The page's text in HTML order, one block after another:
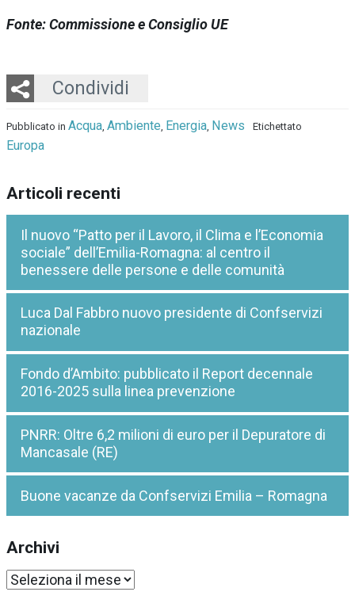
Fonte: Commissione e Consiglio UE
Condividi
Twitter
LinkedIn
Email
Whatsapp
Pubblicato in Acqua, Ambiente, Energia, News Etichettato
Europa
Articoli recenti
Il nuovo “Patto per il Lavoro, il Clima e l’Economia
sociale” dell’Emilia-Romagna: al centro il
benessere delle persone e delle comunità
Luca Dal Fabbro nuovo presidente di Confservizi
nazionale
Fondo d’Ambito: pubblicato il Report decennale
2016-2025 sulla linea prevenzione
PNRR: Oltre 6,2 milioni di euro per il Depuratore di
Mancasale (RE)
Buone vacanze da Confservizi Emilia – Romagna
Archivi
Archivi